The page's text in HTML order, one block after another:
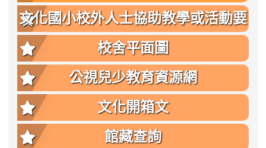
文化國小校外人士協助教學或活動要
點
校舍平面圖
公視兒少教育資源網
文化開箱文
館藏查詢